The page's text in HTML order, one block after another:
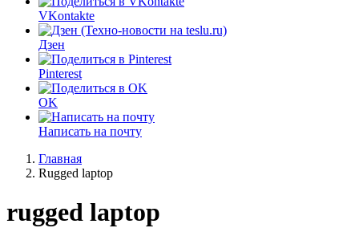
VKontakte
Дзен
Pinterest
OK
Написать на почту
Главная
Rugged laptop
rugged laptop